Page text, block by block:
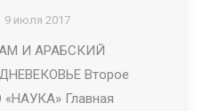
9 июля 2017
И АРАБСКИЙ
Второе
Главная